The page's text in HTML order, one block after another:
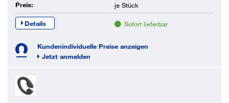
Preis:
je Stück
Details Sofort lieferbar
Kundenindividuelle Preise anzeigen
Jetzt anmelden